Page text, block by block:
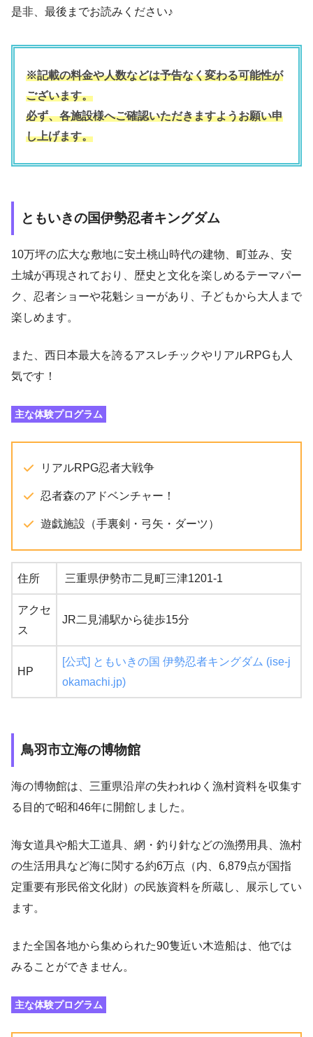
是非、最後までお読みください♪
※記載の料金や人数などは予告なく変わる可能性が
ございます。
必ず、各施設様へご確認いただきますようお願い申
し上げます。
ともいきの国伊勢忍者キングダム
10万坪の広大な敷地に安土桃山時代の建物、町並み、安
土城が再現されており、歴史と文化を楽しめるテーマパー
ク、忍者ショーや花魁ショーがあり、子どもから大人まで
楽しめます。
また、西日本最大を誇るアスレチックやリアルRPGも人
気です！
主な体験プログラム
リアルRPG忍者大戦争
忍者森のアドベンチャー！
遊戯施設（手裏剣・弓矢・ダーツ）
住所 三重県伊勢市二見町三津1201-1
アクセ
ス
JR二見浦駅から徒歩15分
HP
[公式] ともいきの国 伊勢忍者キングダム (ise-j
okamachi.jp)
鳥羽市立海の博物館
海の博物館は、三重県沿岸の失われゆく漁村資料を収集す
る目的で昭和46年に開館しました。
海女道具や船大工道具、網・釣り針などの漁撈用具、漁村
の生活用具など海に関する約6万点（内、6,879点が国指
定重要有形民俗文化財）の民族資料を所蔵し、展示してい
ます。
また全国各地から集められた90隻近い木造船は、他では
みることができません。
主な体験プログラム